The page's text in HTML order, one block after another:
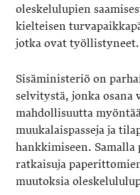
oleskelulupien
kielteisen
jotka ovat työllistyneet.
Sisäministeriö on
selvitystä, jonka osana
mahdollisuutta
muukalaispasseja ja
hankkimiseen.
ratkaisuja
muutoksia